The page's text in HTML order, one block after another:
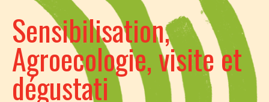
Sensibilisation,
Agroecologie, visite et
dégustati